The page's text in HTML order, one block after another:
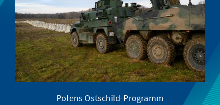
Polens Ostschild-Programm